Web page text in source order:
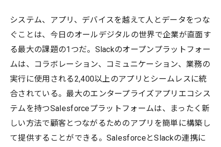
システム、アプリ、デバイスを越えて人とデータをつな
ぐことは、今日のオールデジタルの世界で企業が直面す
る最大の課題の1つだ。Slackのオープンプラットフォー
ムは、コラボレーション、コミュニケーション、業務の
実行に使用される2,400以上のアプリとシームレスに統
合されている。最大のエンタープライズアプリエコシス
テムを持つSalesforceプラットフォームは、まったく新
しい方法で顧客とつながるためのアプリを簡単に構築し
て提供することができる。SalesforceとSlackの連携に